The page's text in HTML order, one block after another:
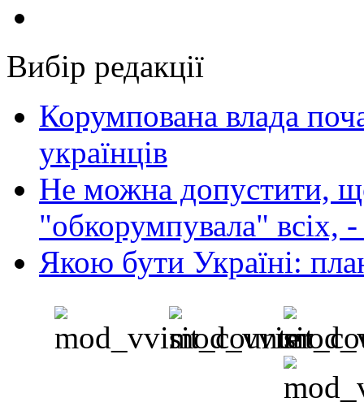
Вибір редакції
Корумпована влада
українців
Не можна допустити,
"обкорумпувала" всіх,
Якою бути Україні: